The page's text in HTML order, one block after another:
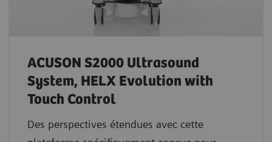
ACUSON S2000 Ultrasound
System, HELX Evolution with
Touch Control
Des perspectives étendues avec cette